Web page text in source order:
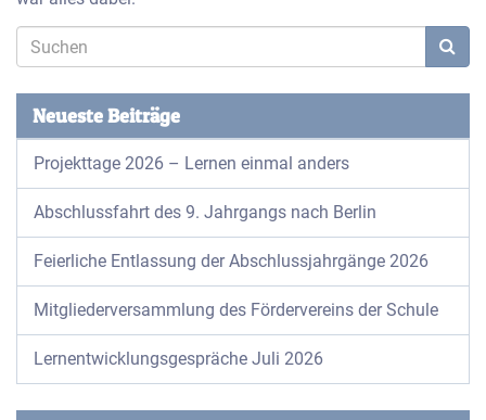
Neueste Beiträge
Projekttage 2026 – Lernen einmal anders
Abschlussfahrt des 9. Jahrgangs nach Berlin
Feierliche Entlassung der Abschlussjahrgänge 2026
Mitgliederversammlung des Fördervereins der Schule
Lernentwicklungsgespräche Juli 2026